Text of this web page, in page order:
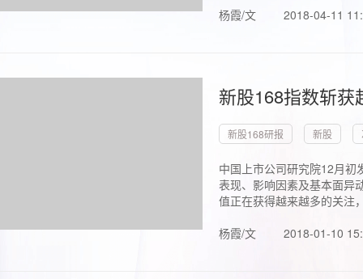
杨霞/文
2018-04-11
新股168指数斩
新股168研报 新股
中国上市公司研究院12月初
表现、影响因素及基本面异
值正在获得越来越多的关注
杨霞/文
2018-01-10